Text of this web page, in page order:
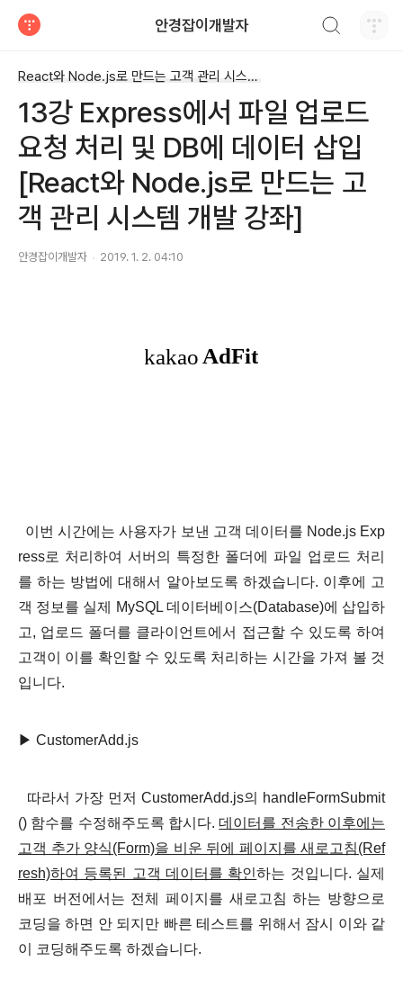
안경잡이개발자
React와 Node.js로 만드는 고객 관리 시스템 개발 강좌
13강 Express에서 파일 업로드
요청 처리 및 DB에 데이터 삽입
[React와 Node.js로 만드는 고
객 관리 시스템 개발 강좌]
안경잡이개발자 2019. 1. 2. 04:10
이번 시간에는 사용자가 보낸 고객 데이터를 Node.js Exp
ress로 처리하여 서버의 특정한 폴더에 파일 업로드 처리
를 하는 방법에 대해서 알아보도록 하겠습니다. 이후에 고
객 정보를 실제 MySQL 데이터베이스(Database)에 삽입하
고, 업로드 폴더를 클라이언트에서 접근할 수 있도록 하여
고객이 이를 확인할 수 있도록 처리하는 시간을 가져 볼 것
입니다.
▶ CustomerAdd.js
따라서 가장 먼저 CustomerAdd.js의
handleFormSubmit
() 함수를 수정해주도록 합시다.데이터를 전송한 이후에는
고객 추가 양식(Form)을 비운 뒤에 페이지를 새로고침(Ref
resh)하여 등록된 고객 데이터를 확인하는 것입니다. 실제
배포 버전에서는 전체 페이지를 새로고침 하는 방향으로
코딩을 하면 안 되지만 빠른 테스트를 위해서 잠시 이와 같
이 코딩해주도록 하겠습니다.